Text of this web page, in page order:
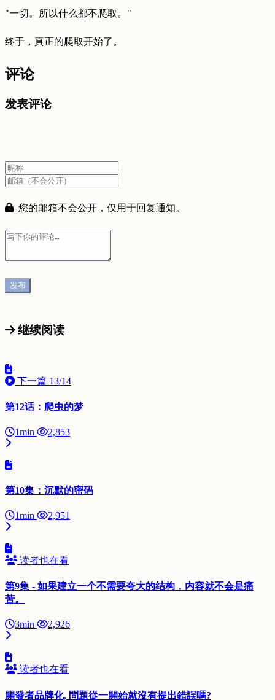
"一切。所以什么都不爬取。"
终于，真正的爬取开始了。​​​​​​​​​​​​​​​​
评论
发表评论
您的邮箱不会公开，仅用于回复通知。
继续阅读
下一篇 13/14
第12话：爬虫的梦
1min 2,853
第10集：沉默的密码
1min 2,951
读者也在看
第9集 - 如果建立一个不需要夸大的结构，内容就不会是痛
苦。
3min 2,926
读者也在看
開發者品牌化, 問題從一開始就沒有提出錯誤嗎?